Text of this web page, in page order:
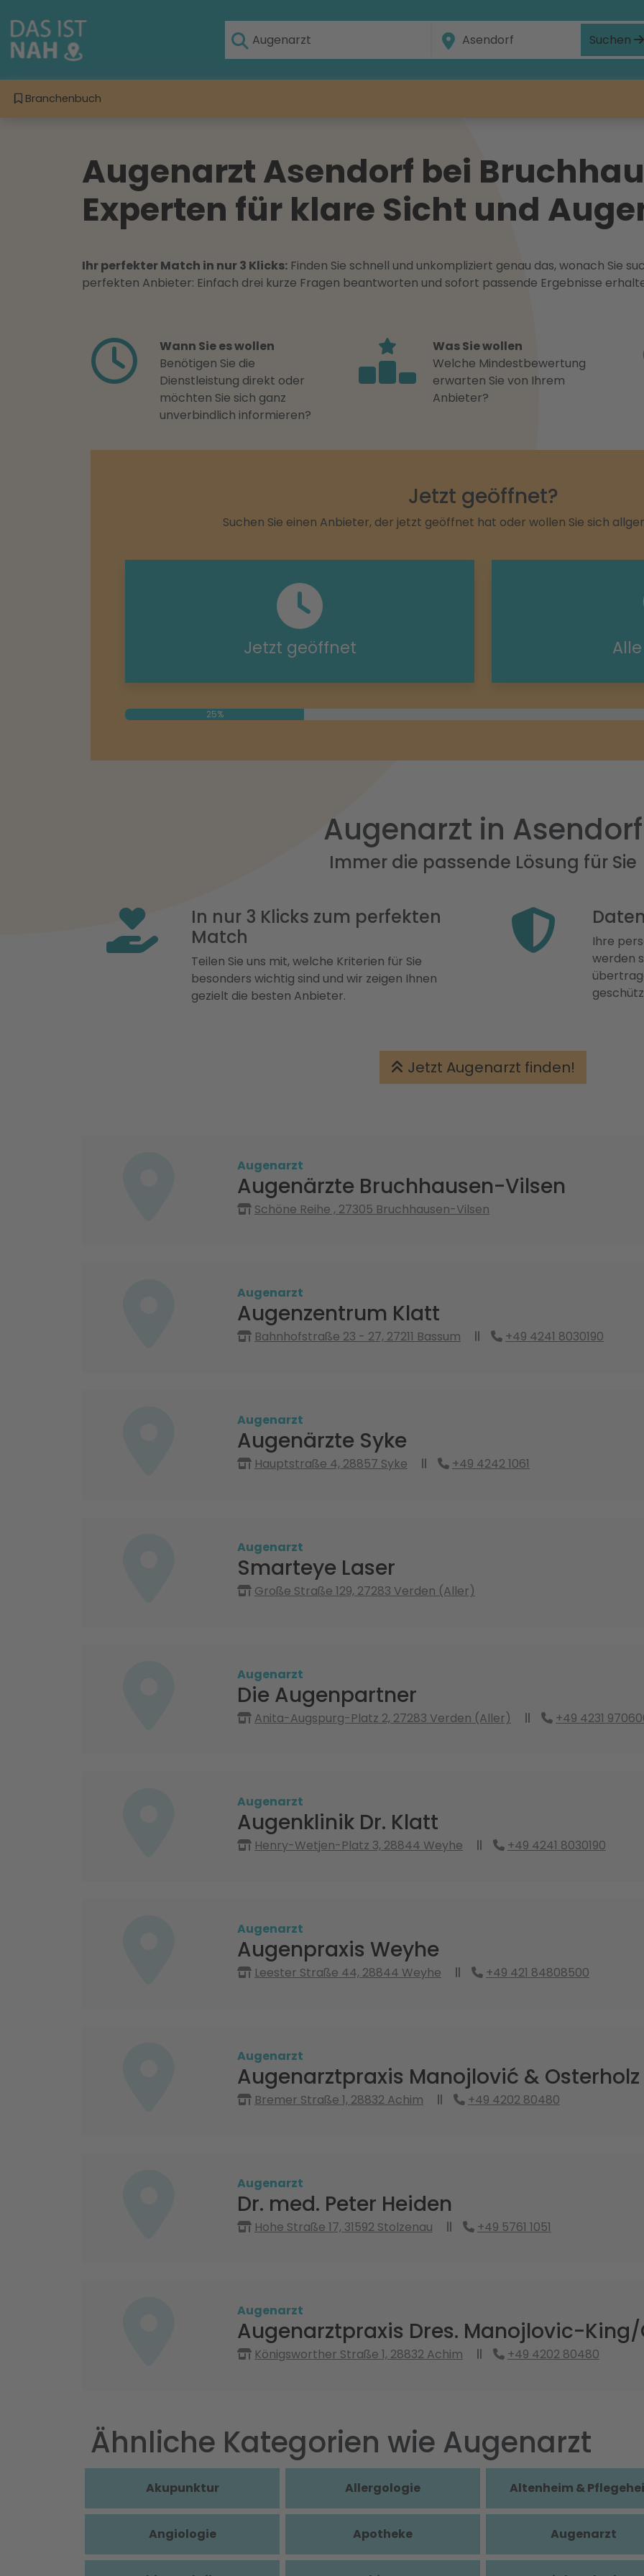
Suchen
Branchenbuch
Augenarzt Asendorf bei
Experten für klare Sicht und
Ihr perfekter Match in nur 3 Klicks: Finden Sie schnell und unkompliziert genau das, wonach Sie
perfekten Anbieter: Einfach drei kurze Fragen beantworten und sofort passende Ergebnisse
Wann Sie es wollen
Benötigen Sie die
Dienstleistung direkt oder
möchten Sie sich ganz
unverbindlich informieren?
Was Sie wollen
Welche Mindestbewertung
erwarten Sie von Ihrem
Anbieter?
Jetzt geöffnet?
Suchen Sie einen Anbieter, der jetzt geöffnet hat oder wollen Sie sich
Jetzt geöffnet
25%
Augenarzt in Asendorf
Immer die passende Lösung für Sie
In nur 3 Klicks zum perfekten
Match
Teilen Sie uns mit, welche Kriterien für Sie
besonders wichtig sind und wir zeigen Ihnen
gezielt die besten Anbieter.
Ihre
werden
Jetzt Augenarzt finden!
Augenarzt
Augenärzte Bruchhausen-Vilsen
Schöne Reihe , 27305 Bruchhausen-Vilsen
Augenarzt
Augenzentrum Klatt
Bahnhofstraße 23 - 27, 27211 Bassum +49 4241 8030190
Augenarzt
Augenärzte Syke
Hauptstraße 4, 28857 Syke +49 4242 1061
Augenarzt
Smarteye Laser
Große Straße 129, 27283 Verden (Aller)
Augenarzt
Die Augenpartner
Anita-Augspurg-Platz 2, 27283 Verden (Aller) +49 4231
Augenarzt
Augenklinik Dr. Klatt
Henry-Wetjen-Platz 3, 28844 Weyhe +49 4241 8030190
Augenarzt
Augenpraxis Weyhe
Leester Straße 44, 28844 Weyhe +49 421 84808500
Augenarzt
Augenarztpraxis Manojlović & Osterholz
Bremer Straße 1, 28832 Achim +49 4202 80480
Augenarzt
Dr. med. Peter Heiden
Hohe Straße 17, 31592 Stolzenau +49 5761 1051
Augenarzt
Augenarztpraxis Dres. Manojlovic-
Königsworther Straße 1, 28832 Achim +49 4202 80480
Ähnliche Kategorien wie Augenarzt
Akupunktur Allergologie Altenheim &
Angiologie Apotheke Augenarzt